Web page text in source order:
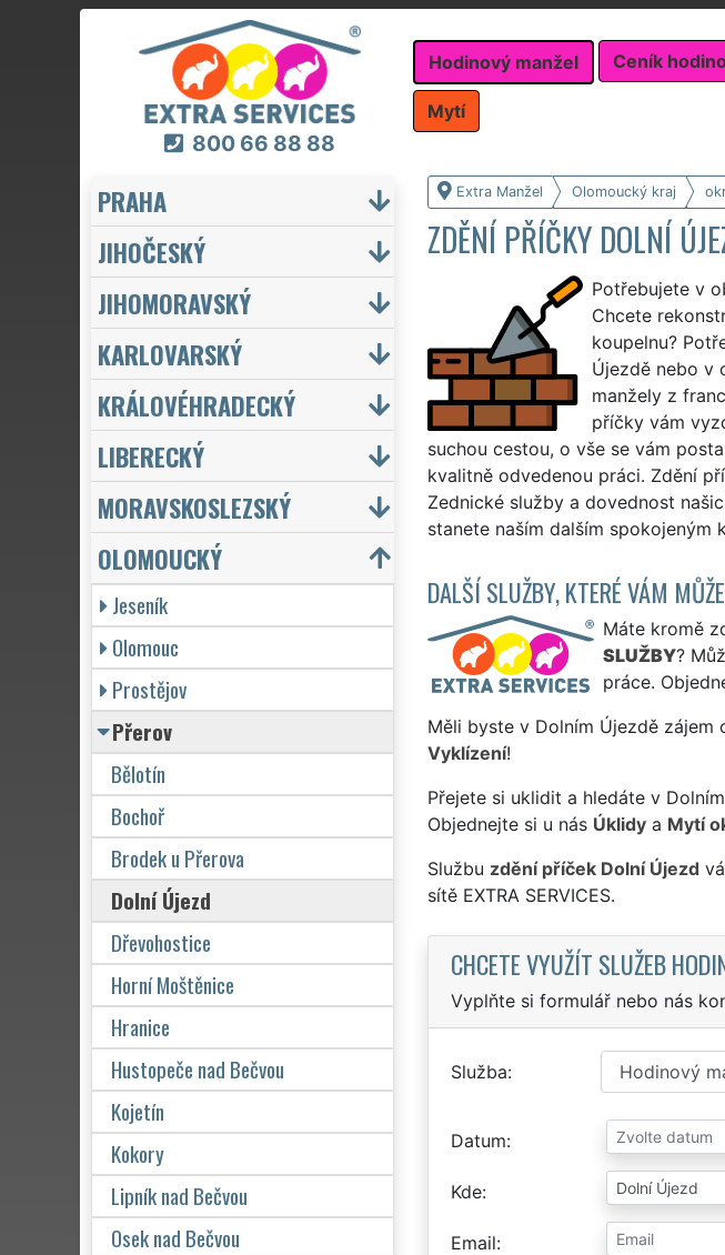
800 66 88 88
Hodinový manžel Ceník
Mytí
Extra Manžel Olomoucký kraj
ZDĚNÍ PŘÍČKY DOLNÍ
Potřebujete v
Chcete
koupelnu?
Újezdě nebo v
manžely z
příčky vám
suchou cestou, o vše se vám
kvalitně odvedenou práci. Zdění
Zednické služby a dovednost
stanete naším dalším spokojeným
DALŠÍ SLUŽBY, KTERÉ VÁM
Máte kromě
SLUŽBY?
práce.
Měli byste v Dolním Újezdě zájem
Vyklízení!
Přejete si uklidit a hledáte v
Objednejte si u nás Úklidya Mytí
Službu zdění příček Dolní Újezd
sítě EXTRA SERVICES.
CHCETE VYUŽÍT SLUŽEB
Vyplňte si formulář nebo nás
Služba
Datum
Kde
Email
PRAHA
JIHOČESKÝ
JIHOMORAVSKÝ
KARLOVARSKÝ
KRÁLOVÉHRADECKÝ
LIBERECKÝ
MORAVSKOSLEZSKÝ
OLOMOUCKÝ
Jeseník
Olomouc
Prostějov
Přerov
Bělotín
Bochoř
Brodek u Přerova
Dolní Újezd
Dřevohostice
Horní Moštěnice
Hranice
Hustopeče nad Bečvou
Kojetín
Kokory
Lipník nad Bečvou
Osek nad Bečvou